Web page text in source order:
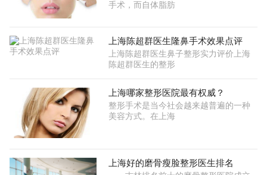
手术，而自体脂肪
上海陈超群医生隆鼻手术效果点评
上海陈超群医生鼻子整形实力评价上海
陈超群医生的整形
上海哪家整形医院最有权威？
整形手术是当今社会越来越普遍的一种
美容方式。在上海
上海好的磨骨瘦脸整形医生排名